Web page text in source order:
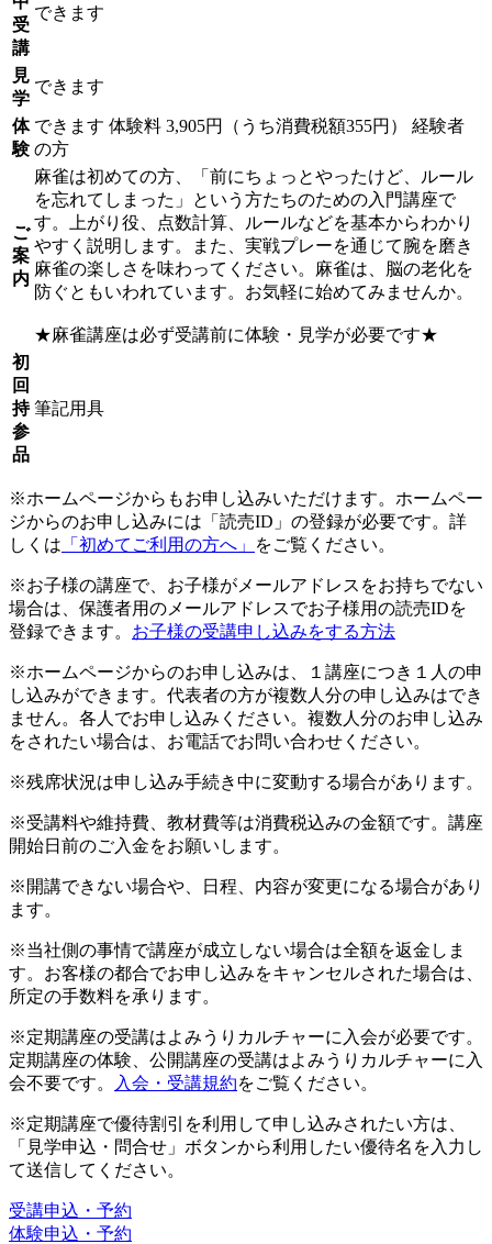
受
講
できます
見
学
できます
体
験
できます 体験料 3,905円（うち消費税額355円） 経験者
の方
ご
案
内
麻雀は初めての方、「前にちょっとやったけど、ルール
を忘れてしまった」という方たちのための入門講座で
す。上がり役、点数計算、ルールなどを基本からわかり
やすく説明します。また、実戦プレーを通じて腕を磨き
麻雀の楽しさを味わってください。麻雀は、脳の老化を
防ぐともいわれています。お気軽に始めてみませんか。
★麻雀講座は必ず受講前に体験・見学が必要です★
初
回
持
参
品
筆記用具
※ホームページからもお申し込みいただけます。ホームペー
ジからのお申し込みには「読売ID」の登録が必要です。詳
しくは 「初めてご利用の方へ」 をご覧ください。
※お子様の講座で、お子様がメールアドレスをお持ちでない
場合は、保護者用のメールアドレスでお子様用の読売IDを
登録できます。 お子様の受講申し込みをする方法
※ホームページからのお申し込みは、１講座につき１人の申
し込みができます。代表者の方が複数人分の申し込みはでき
ません。各人でお申し込みください。複数人分のお申し込み
をされたい場合は、お電話でお問い合わせください。
※残席状況は申し込み手続き中に変動する場合があります。
※受講料や維持費、教材費等は消費税込みの金額です。講座
開始日前のご入金をお願いします。
※開講できない場合や、日程、内容が変更になる場合があり
ます。
※当社側の事情で講座が成立しない場合は全額を返金しま
す。お客様の都合でお申し込みをキャンセルされた場合は、
所定の手数料を承ります。
※定期講座の受講はよみうりカルチャーに入会が必要です。
定期講座の体験、公開講座の受講はよみうりカルチャーに入
会不要です。
入会・受講規約をご覧ください。
※定期講座で優待割引を利用して申し込みされたい方は、
「見学申込・問合せ」ボタンから利用したい優待名を入力し
て送信してください。
受講申込・予約
体験申込・予約